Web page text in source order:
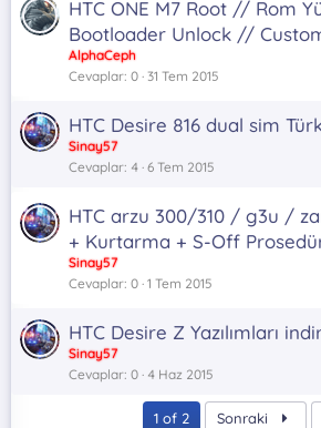
HTC ONE M7 Root // Rom
Bootloader Unlock //
AlphaCeph
Cevaplar 0 31 Tem 2015
HTC Desire 816 dual sim
Sinay57
Cevaplar 4 6 Tem 2015
HTC arzu 300/310 / g3u /
+ Kurtarma + S-Off
Sinay57
Cevaplar 0 1 Tem 2015
HTC Desire Z Yazılımları
Sinay57
Cevaplar 0 4 Haz 2015
1 of 2 Sonraki